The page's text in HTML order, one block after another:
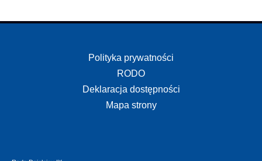
Polityka prywatności
RODO
Deklaracja dostępności
Mapa strony